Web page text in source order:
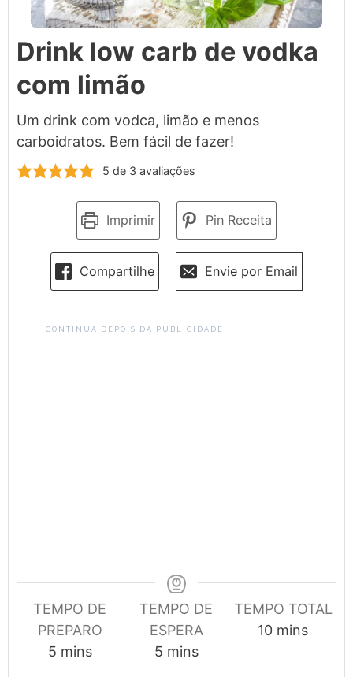
Drink low carb de vodka
com limão
Um drink com vodca, limão e menos
carboidratos. Bem fácil de fazer!
5 de 3 avaliações
Imprimir Pin Receita
Compartilhe Envie por Email
CONTINUA DEPOIS DA PUBLICIDADE
TEMPO DE
PREPARO
5minutes
mins
TEMPO DE
ESPERA
5minutes
mins
TEMPO TOTAL
10minutes
mins